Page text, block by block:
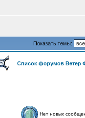
Показать темы:
Список форумов Ветер
Нет новых